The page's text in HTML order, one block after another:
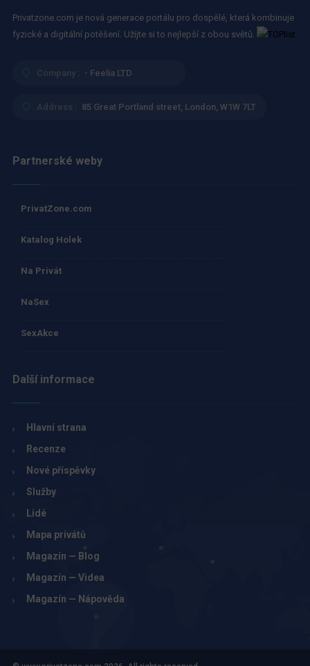
Privatzone.com je nová generace portálu pro dospělé, která kombinuje
fyzické a digitální potěšení. Užijte si to nejlepší z obou světů.
Company : - Feelia LTD
Address : 85 Great Portland street, London, W1W 7LT
Partnerské weby
PrivatZone.com
Katalog Holek
Na Privát
NaSex
SexAkce
Další informace
Hlavní strana
Recenze
Nové příspěvky
Služby
Lidé
Mapa privátů
Magazín — Blog
Magazín — Videa
Magazín — Nápověda